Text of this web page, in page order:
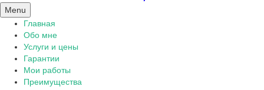
Menu
Главная
Обо мне
Услуги и цены
Гарантии
Мои работы
Преимущества